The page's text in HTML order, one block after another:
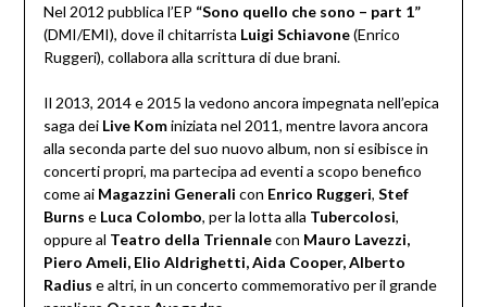
Nel 2012 pubblica l’EP “Sono quello che sono – part 1”
(DMI/EMI), dove il chitarrista Luigi Schiavone(Enrico
Ruggeri), collabora alla scrittura di due brani.
Il 2013, 2014 e 2015 la vedono ancora impegnata nell’epica
saga dei Live Kominiziata nel 2011, mentre lavora ancora
alla seconda parte del suo nuovo album, non si esibisce in
concerti propri, ma partecipa ad eventi a scopo benefico
come ai Magazzini Generali con Enrico Ruggeri, Stef
Burns e Luca Colombo, per la lotta alla Tubercolosi,
oppure al Teatro della Triennalecon Mauro Lavezzi,
Piero Ameli, Elio Aldrighetti, Aida Cooper, Alberto
Radius e altri, in un concerto commemorativo per il grande